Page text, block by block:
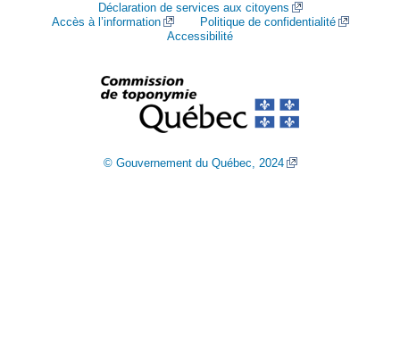
Déclaration de services aux citoyens
Accès à l’information
Politique de confidentialité
Accessibilité
© Gouvernement du Québec, 2024